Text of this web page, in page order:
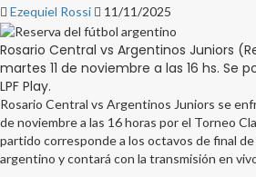
Ezequiel Rossi 11/11/2025
Rosario Central vs Argentinos Juniors
martes 11 de noviembre a las 16 hs. Se
LPF Play.
Rosario Central vs Argentinos Juniors se
de noviembre a las 16 horas por el Torneo
partido corresponde a los octavos de final
argentino y contará con la transmisión en